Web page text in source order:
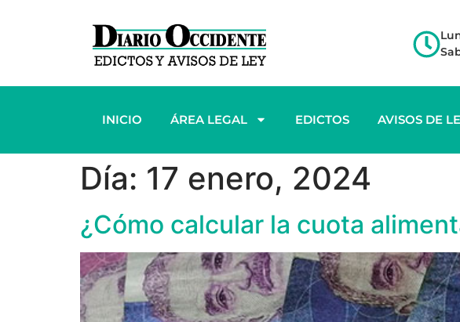
INICIO ÁREA LEGAL EDICTOS AVISOS DE
Día: 17 enero, 2024
¿Cómo calcular la cuota